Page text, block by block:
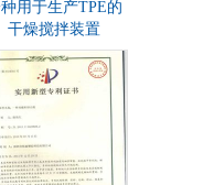
用于生产TPE的
干燥搅拌装置